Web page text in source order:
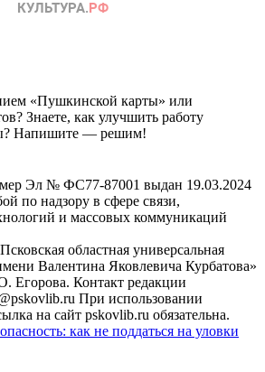
«Пушкинской карты» или
Знаете, как улучшить работу
Напишите — решим!
Эл № ФС77-87001 выдан 19.03.2024
по надзору в сфере связи,
и массовых коммуникаций
областная универсальная
Валентина Яковлевича Курбатова»
Егорова. Контакт редакции
При использовании
на сайт pskovlib.ru обязательна.
как не поддаться на уловки